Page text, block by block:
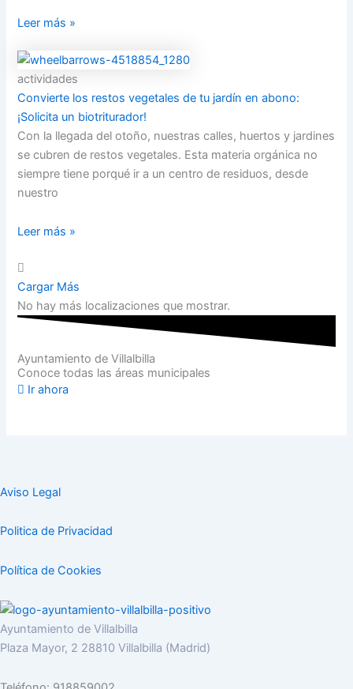
Leer más »
actividades
Convierte los restos vegetales de tu jardín en abono:
¡Solicita un biotriturador!
Con la llegada del otoño, nuestras calles, huertos y jardines
se cubren de restos vegetales. Esta materia orgánica no
siempre tiene porqué ir a un centro de residuos, desde
nuestro
Leer más »
Cargar Más
No hay más localizaciones que mostrar.
Ayuntamiento de Villalbilla
Conoce todas las áreas municipales
Ir ahora
Aviso Legal
Politica de Privacidad
Política de Cookies
Ayuntamiento de Villalbilla
Plaza Mayor, 2 28810 Villalbilla (Madrid)